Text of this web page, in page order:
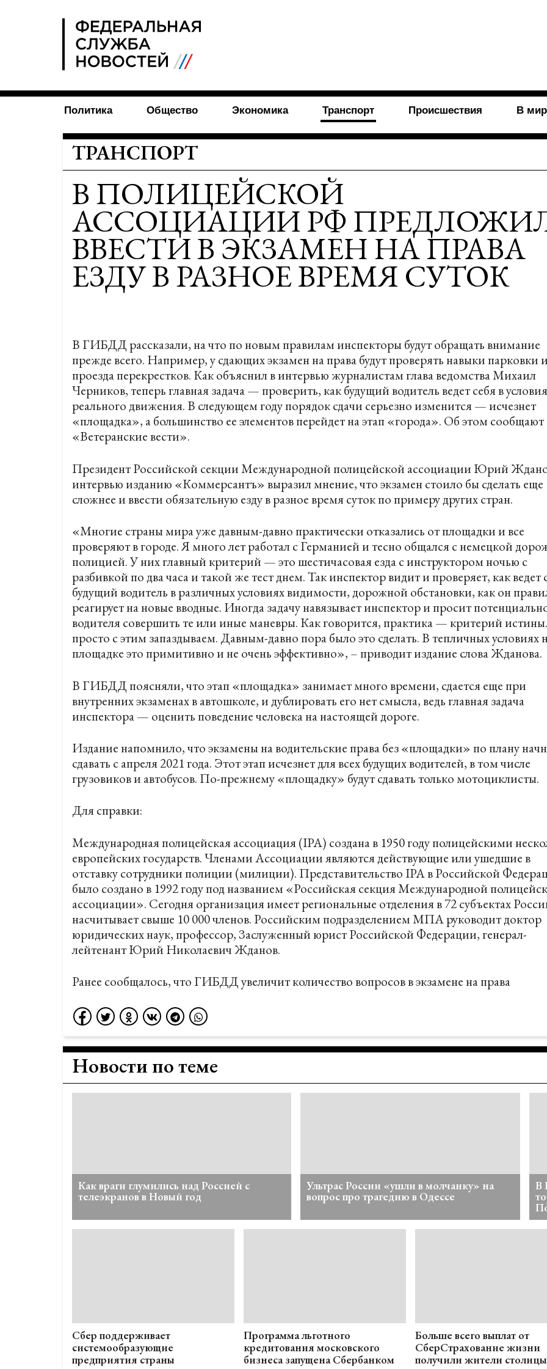
Политика Общество Экономика Транспорт Происшествия В
ТРАНСПОРТ
В ПОЛИЦЕЙСКОЙ
АССОЦИАЦИИ РФ
ВВЕСТИ В ЭКЗАМЕН НА ПРАВА
ЕЗДУ В РАЗНОЕ ВРЕМЯ СУТОК
В ГИБДД рассказали, на что по новым правилам инспекторы будут обращать внимание
прежде всего. Например, у сдающих экзамен на права будут проверять навыки парковки и
проезда перекрестков. Как объяснил в интервью журналистам глава ведомства Михаил
Черников, теперь главная задача — проверить, как будущий водитель ведет себя в
реального движения. В следующем году порядок сдачи серьезно изменится — исчезнет
«площадка», а большинство ее элементов перейдет на этап «города». Об этом сообщают
«Ветеранские вести».
Президент Российской секции Международной полицейской ассоциации Юрий
интервью изданию «Коммерсантъ» выразил мнение, что экзамен стоило бы сделать еще
сложнее и ввести обязательную езду в разное время суток по примеру других стран.
«Многие страны мира уже давным-давно практически отказались от площадки и все
проверяют в городе. Я много лет работал с Германией и тесно общался с немецкой
полицией. У них главный критерий — это шестичасовая езда с инструктором ночью с
разбивкой по два часа и такой же тест днем. Так инспектор видит и проверяет, как ведет
будущий водитель в различных условиях видимости, дорожной обстановки, как он
реагирует на новые вводные. Иногда задачу навязывает инспектор и просит
водителя совершить те или иные маневры. Как говорится, практика — критерий
просто с этим запаздываем. Давным-давно пора было это сделать. В тепличных условиях
площадке это примитивно и не очень эффективно», – приводит издание слова Жданова.
В ГИБДД поясняли, что этап «площадка» занимает много времени, сдается еще при
внутренних экзаменах в автошколе, и дублировать его нет смысла, ведь главная задача
инспектора — оценить поведение человека на настоящей дороге.
Издание напомнило, что экзамены на водительские права без «площадки» по плану
сдавать с апреля 2021 года. Этот этап исчезнет для всех будущих водителей, в том числе
грузовиков и автобусов. По-прежнему «площадку» будут сдавать только мотоциклисты.
Для справки:
Международная полицейская ассоциация (IPA) создана в 1950 году полицейскими
европейских государств. Членами Ассоциации являются действующие или ушедшие в
отставку сотрудники полиции (милиции). Представительство IPA в Российской
было создано в 1992 году под названием «Российская секция Международной
ассоциации». Сегодня организация имеет региональные отделения в 72 субъектах
насчитывает свыше 10 000 членов. Российским подразделением МПАруководит доктор
юридических наук, профессор, Заслуженный юрист Российской Федерации, генерал-
лейтенант Юрий Николаевич Жданов.
Ранее сообщалось, что ГИБДДувеличит количество вопросовв экзамене на права
Новости по теме
Как враги глумились над Россией с
телеэкранов в Новый год
Ультрас России «ушли в молчанку» на
вопрос про трагедию в Одессе
В
Сбер поддерживает
системообразующие
предприятия страны
Программа льготного
кредитования московского
бизнеса запущена Сбербанком
Больше всего выплат от
СберСтрахование жизни
получили жители столицы